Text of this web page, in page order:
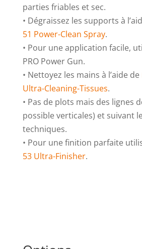
parties friables et sec.
• Dégraissez les supports à
51 Power-Clean Spray.
• Pour une application facile,
PRO Power Gun.
• Nettoyez les mains à l’aide de
Ultra-Cleaning-Tissues.
• Pas de plots mais des lignes
possible verticales) et suivant
techniques.
• Pour une finition parfaite
53 Ultra-Finisher.